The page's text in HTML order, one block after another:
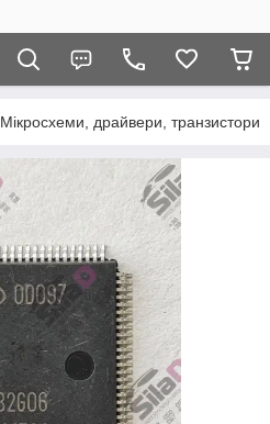
Мікросхеми, драйвери, транзистори